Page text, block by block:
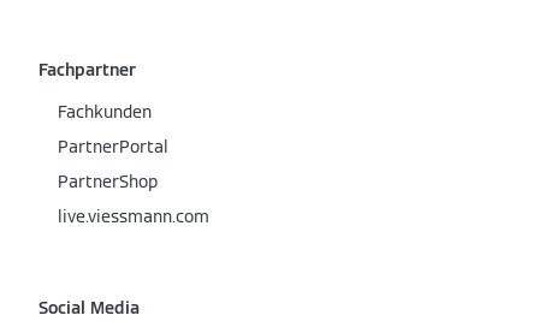
Fachpartner
Fachkunden
PartnerPortal
PartnerShop
live.viessmann.com
Social Media